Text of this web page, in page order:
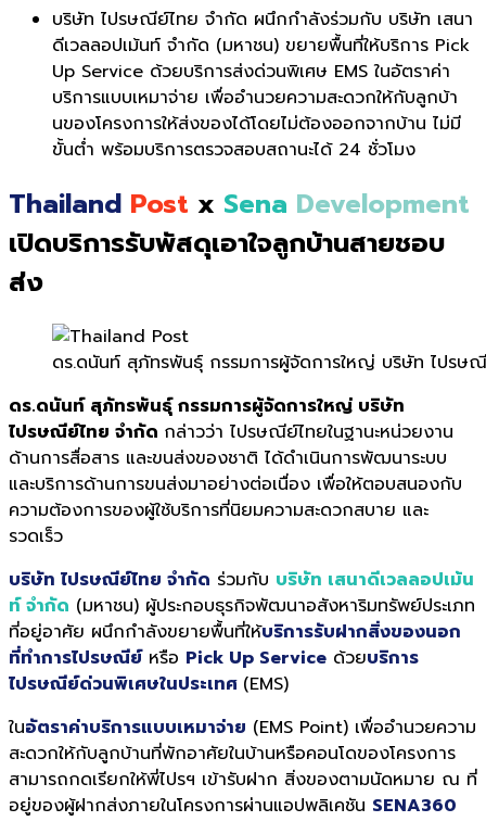
บริษัท ไปรษณีย์ไทย จำกัด ผนึกกำลังร่วมกับ บริษัท เสนา
ดีเวลลอปเม้นท์ จำกัด (มหาชน) ขยายพื้นที่ให้บริการ Pick
Up Service ด้วยบริการส่งด่วนพิเศษ EMSในอัตราค่า
บริการแบบเหมาจ่าย เพื่ออำนวยความสะดวกให้กับลูกบ้า
นของโครงการให้ส่งของได้โดยไม่ต้องออกจากบ้าน ไม่มี
ขั้นต่ำ พร้อมบริการตรวจสอบสถานะได้ 24 ชั่วโมง
Thailand Post x Sena Development
เปิดบริการรับพัสดุเอาใจลูกบ้านสายชอบ
ส่ง
ดร.ดนันท์ สุภัทรพันธุ์ กรรมการผู้จัดการใหญ่ บริษัท ไปรษ
ดร.ดนันท์ สุภัทรพันธุ์ กรรมการผู้จัดการใหญ่ บริษัท
ไปรษณีย์ไทย จำกัด กล่าวว่า ไปรษณีย์ไทยในฐานะหน่วยงาน
ด้านการสื่อสาร และขนส่งของชาติ ได้ดำเนินการพัฒนาระบบ
และบริการด้านการขนส่งมาอย่างต่อเนื่อง เพื่อให้ตอบสนองกับ
ความต้องการของผู้ใช้บริการที่นิยมความสะดวกสบาย และ
รวดเร็ว
บริษัท ไปรษณีย์ไทย จำกัด ร่วมกับ บริษัท เสนาดีเวลลอปเม้น
ท์ จำกัด (มหาชน) ผู้ประกอบธุรกิจพัฒนาอสังหาริมทรัพย์ประเภท
ที่อยู่อาศัย ผนึกกำลังขยายพื้นที่ให้บริการรับฝากสิ่งของนอก
ที่ทำการไปรษณีย์หรือ Pick Up Service ด้วยบริการ
ไปรษณีย์ด่วนพิเศษในประเทศ (EMS)
ในอัตราค่าบริการแบบเหมาจ่าย (EMS Point) เพื่ออำนวยความ
สะดวกให้กับลูกบ้านที่พักอาศัยในบ้านหรือคอนโดของโครงการ
สามารถกดเรียกให้พี่ไปรฯ เข้ารับฝาก สิ่งของตามนัดหมาย ณ ที่
อยู่ของผู้ฝากส่งภายในโครงการผ่านแอปพลิเคชัน SENA360